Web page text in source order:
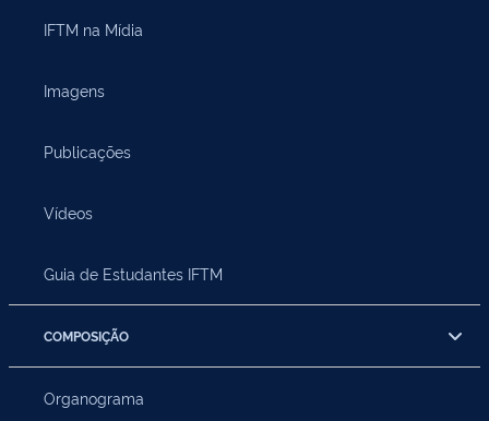
IFTM na Mídia
Imagens
Publicações
Vídeos
Guia de Estudantes IFTM
COMPOSIÇÃO
Organograma